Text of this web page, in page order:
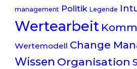
management Politik Legende
Wertearbeit
Wertemodell Change
Wissen Organisation